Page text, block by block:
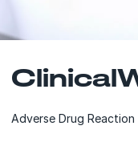
Adverse Drug